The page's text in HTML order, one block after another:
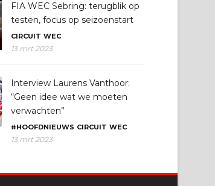
FIA WEC Sebring: terugblik op
testen, focus op seizoenstart
CIRCUIT WEC
13 mrt 2023
Interview Laurens Vanthoor:
“Geen idee wat we moeten
verwachten”
#HOOFDNIEUWS CIRCUIT WEC
13 mrt 2023